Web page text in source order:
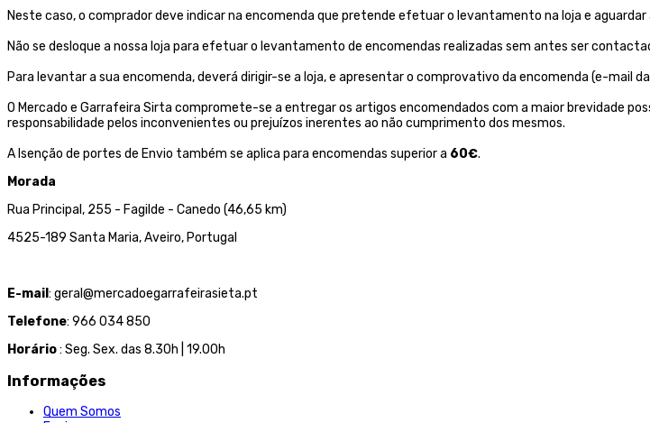
Neste caso, o comprador deve indicar na encomenda que pretende efetuar o levantamento na loja e
Não se desloque a nossa loja para efetuar o levantamento de encomendas realizadas sem antes ser
Para levantar a sua encomenda, deverá dirigir-se a loja, e apresentar o comprovativo da encomenda (e-mail
O Mercado e Garrafeira Sirta compromete-se a entregar os artigos encomendados com a maior brevidade
responsabilidade pelos inconvenientes ou prejuízos inerentes ao não cumprimento dos mesmos.
A Isenção de portes de Envio também se aplica para encomendas superior a 60€.
Morada
Rua Principal, 255 - Fagilde - Canedo (46,65 km)
4525-189 Santa Maria, Aveiro, Portugal
E-mail: geral@mercadoegarrafeirasieta.pt
Telefone: 966 034 850
Horário: Seg. Sex. das 8.30h | 19.00h
Informações
Quem Somos